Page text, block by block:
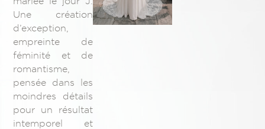
Une création
d’exception,
empreinte de
féminité et de
romantisme,
pensée dans les
moindres détails
pour un résultat
intemporel et